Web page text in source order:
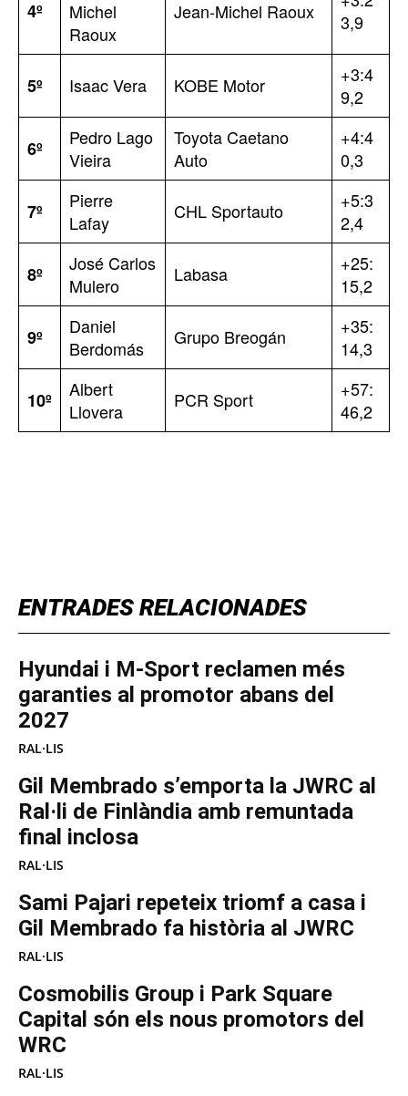
ENTRADES RELACIONADES
Hyundai i M-Sport reclamen més
garanties al promotor abans del
2027
RAL·LIS
Gil Membrado s’emporta la JWRC al
Ral·li de Finlàndia amb remuntada
final inclosa
RAL·LIS
Sami Pajari repeteix triomf a casa i
Gil Membrado fa història al JWRC
RAL·LIS
Cosmobilis Group i Park Square
Capital són els nous promotors del
WRC
RAL·LIS
4º
Michel
Raoux
Jean-Michel Raoux
3,9
5º Isaac Vera KOBE Motor
+3:4
9,2
6º
Pedro Lago
Vieira
Toyota Caetano
Auto
+4:4
0,3
7º
Pierre
Lafay
CHL Sportauto
+5:3
2,4
8º
José Carlos
Mulero
Labasa
+25:
15,2
9º
Daniel
Berdomás
Grupo Breogán
+35:
14,3
10º
Albert
Llovera
PCR Sport
+57:
46,2